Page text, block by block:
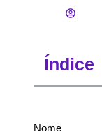
Índice
Nome